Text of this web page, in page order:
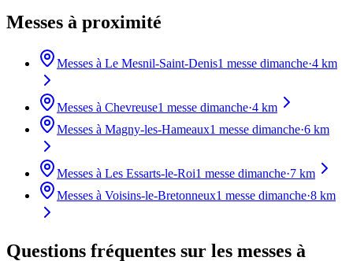
Messes à proximité
Messes à Le Mesnil-Saint-Denis1 messe dimanche·4 km
Messes à Chevreuse1 messe dimanche·4 km
Messes à Magny-les-Hameaux1 messe dimanche·6 km
Messes à Les Essarts-le-Roi1 messe dimanche·7 km
Messes à Voisins-le-Bretonneux1 messe dimanche·8 km
Questions fréquentes sur les messes à